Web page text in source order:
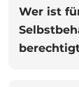
Wer ist